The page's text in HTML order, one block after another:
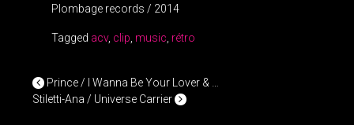
Plombage records / 2014
Tagged acv, clip music rétro
POST NAVIGATION
Prince / I Wanna Be Your Lover & …
Stiletti-Ana / Universe Carrier